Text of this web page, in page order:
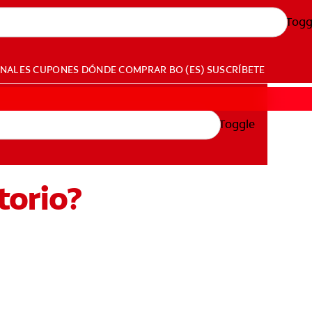
CUPONES DÓNDE COMPRAR BO (ES) SUSCRÍBETE
Toggle